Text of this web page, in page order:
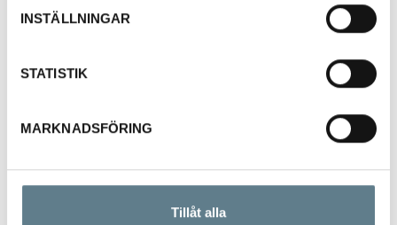
INSTÄLLNINGAR
STATISTIK
MARKNADSFÖRING
Tillåt alla